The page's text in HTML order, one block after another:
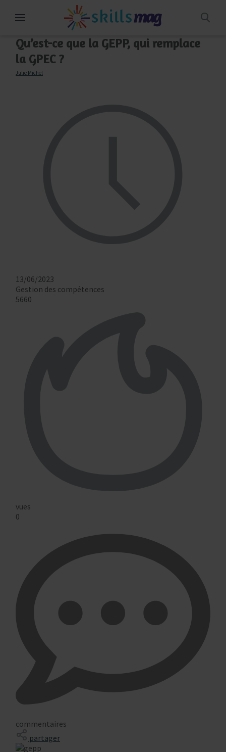
Qu’est-ce que la GEPP, qui remplace
la GPEC ?
Julie Michel
13/06/2023
Gestion des compétences
5660
vues
0
commentaires
partager